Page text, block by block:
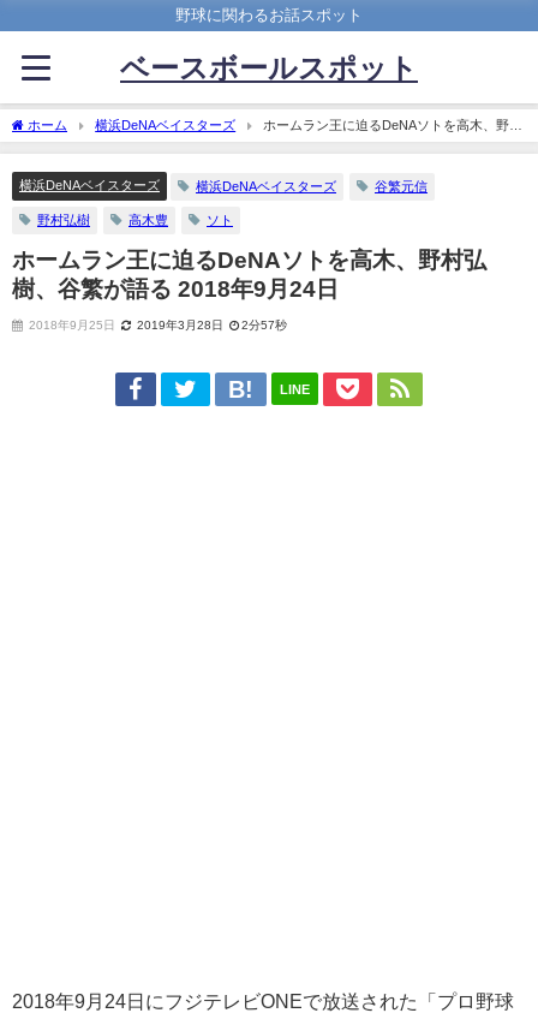
野球に関わるお話スポット
ベースボールスポット
ホーム 横浜DeNAベイスターズ
ホームラン王に迫るDeNAソトを高木、野村
弘樹、谷繁が語る 2018年9月24日
横浜DeNAベイスターズ 横浜DeNAベイスターズ 谷繁元信
野村弘樹 高木豊 ソト
ホームラン王に迫るDeNAソトを高木、野村弘
樹、谷繁が語る 2018年9月24日
2018年9月25日 2019年3月28日 2分57秒
LINE
2018年9月24日にフジテレビONEで放送された「プロ野球